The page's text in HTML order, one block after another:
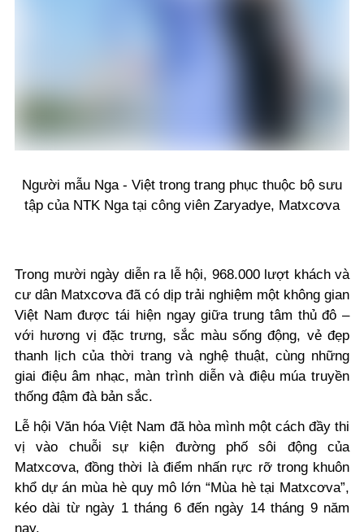
Người mẫu Nga - Việt trong trang phục thuộc bộ sưu
tập của NTK Nga tại công viên Zaryadye, Matxcơva
Trong mười ngày diễn ra lễ hội, 968.000 lượt khách và
cư dân Matxcơva đã có dịp trải nghiệm một không gian
Việt Nam được tái hiện ngay giữa trung tâm thủ đô –
với hương vị đặc trưng, sắc màu sống động, vẻ đẹp
thanh lịch của thời trang và nghệ thuật, cùng những
giai điệu âm nhạc, màn trình diễn và điệu múa truyền
thống đậm đà bản sắc.
Lễ hội Văn hóa Việt Nam đã hòa mình một cách đầy thi
vị vào chuỗi sự kiện đường phố sôi động của
Matxcơva, đồng thời là điểm nhấn rực rỡ trong khuôn
khổ dự án mùa hè quy mô lớn “Mùa hè tại Matxcơva”,
kéo dài từ ngày 1 tháng 6 đến ngày 14 tháng 9 năm
nay.